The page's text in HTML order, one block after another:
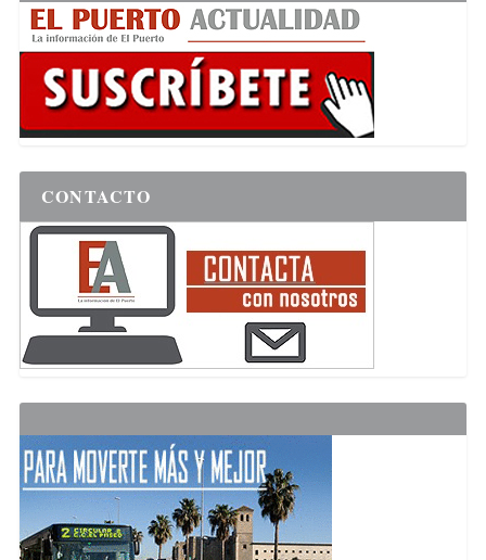
CONTACTO